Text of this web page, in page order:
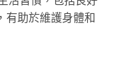
有助於維護身體和